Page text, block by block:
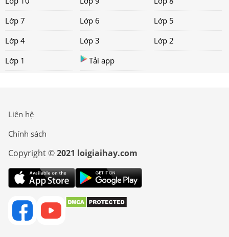
Lớp 7
Lớp 6
Lớp 5
Lớp 4
Lớp 3
Lớp 2
Lớp 1
Tải app
Liên hệ
Chính sách
Copyright ©2021 loigiaihay.com